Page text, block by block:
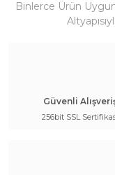
Binlerce Ürün
Güvenli
256bit SSL